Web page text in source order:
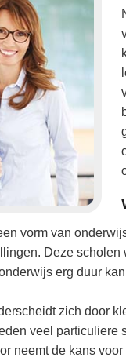
vorm van
Deze
erg duur
zich door
veel
neemt de kans